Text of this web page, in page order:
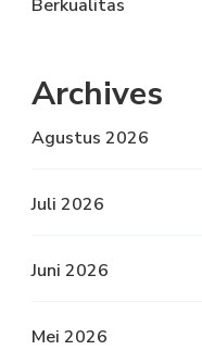
Berkualitas
Archives
Agustus 2026
Juli 2026
Juni 2026
Mei 2026